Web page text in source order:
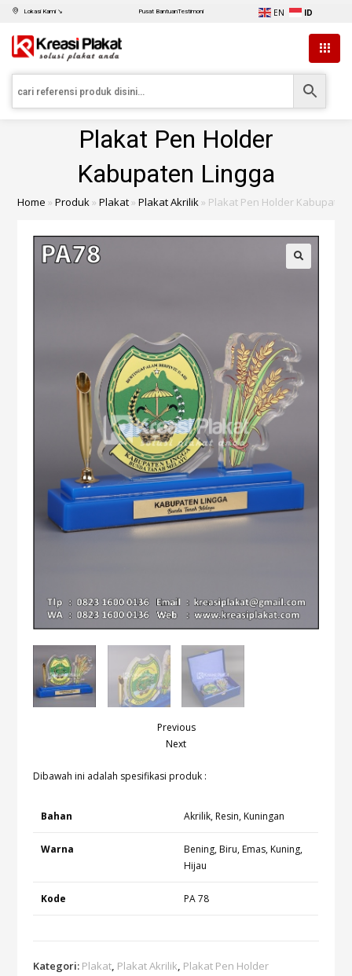
Lokasi Kami ↘ Pusat BantuanTestimoni EN ID
Plakat Pen Holder
Kabupaten Lingga
Home »Produk»Plakat»Plakat Akrilik» Plakat Pen Holder Kabupaten
Previous
Next
Dibawah ini adalah spesifikasi produk :
Bahan Akrilik, Resin, Kuningan
Warna
Bening, Biru, Emas, Kuning,
Hijau
Kode PA 78
Kategori: Plakat, Plakat Akrilik, Plakat Pen Holder